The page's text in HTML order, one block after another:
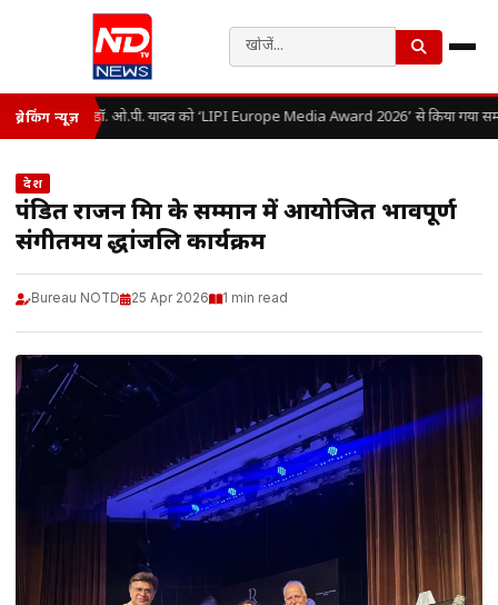
ब्रेकिंग न्यूज़ डॉ. ओ.पी. यादव को ‘LIPI Europe Media Award 2026’ से किया गया
देश
पंडित राजन मिश्रा के सम्मान में आयोजित भावपूर्ण
संगीतमय श्रद्धांजलि कार्यक्रम
Bureau NOTD 25 Apr 2026 1 min read